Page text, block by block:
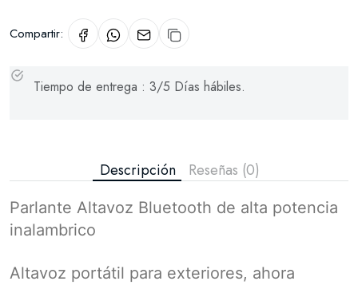
Compartir:
Tiempo de entrega : 3/5 Días hábiles.
Descripción Reseñas (0)
Parlante Altavoz Bluetooth de alta potencia
inalambrico
Altavoz portátil para exteriores, ahora